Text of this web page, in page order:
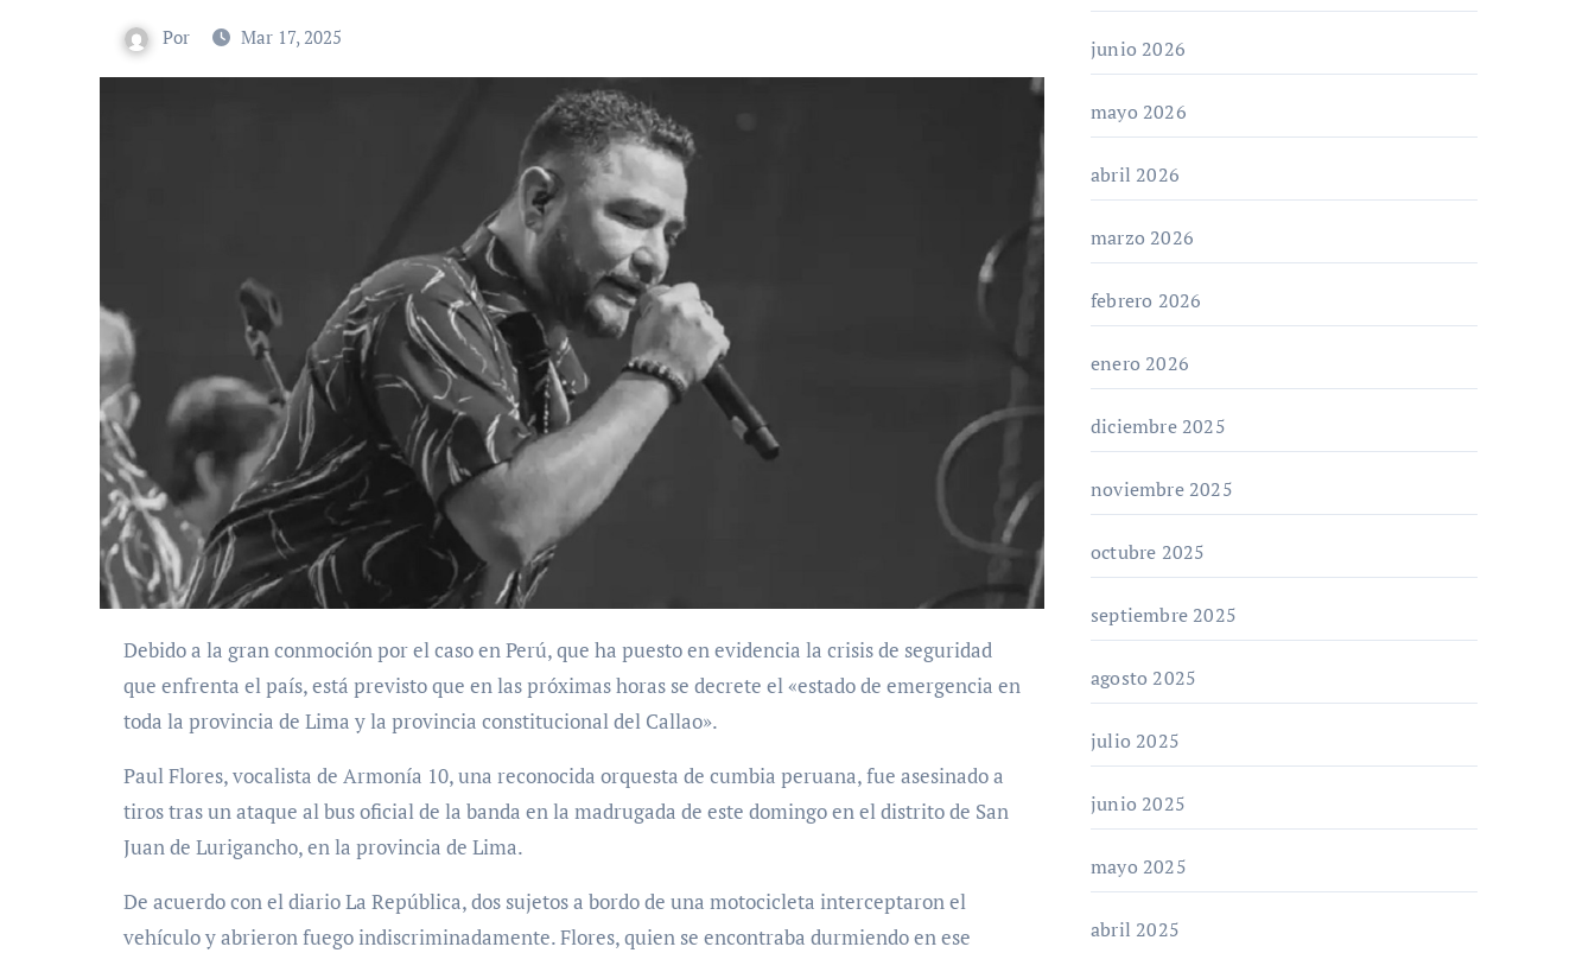
Por Mar 17, 2025
Debido a la gran conmoción por el caso en Perú, que ha puesto en evidencia la crisis de seguridad
que enfrenta el país, está previsto que en las próximas horas se decrete el «estado de emergencia en
toda la provincia de Lima y la provincia constitucional del Callao».
Paul Flores, vocalista de Armonía 10, una reconocida orquesta de cumbia peruana, fue asesinado a
tiros tras un ataque al bus oficial de la banda en la madrugada de este domingo en el distrito de San
Juan de Lurigancho, en la provincia de Lima.
De acuerdo con el diario La República, dos sujetos a bordo de una motocicleta interceptaron el
vehículo y abrieron fuego indiscriminadamente. Flores, quien se encontraba durmiendo en ese
junio 2026
mayo 2026
abril 2026
marzo 2026
febrero 2026
enero 2026
diciembre 2025
noviembre 2025
octubre 2025
septiembre 2025
agosto 2025
julio 2025
junio 2025
mayo 2025
abril 2025